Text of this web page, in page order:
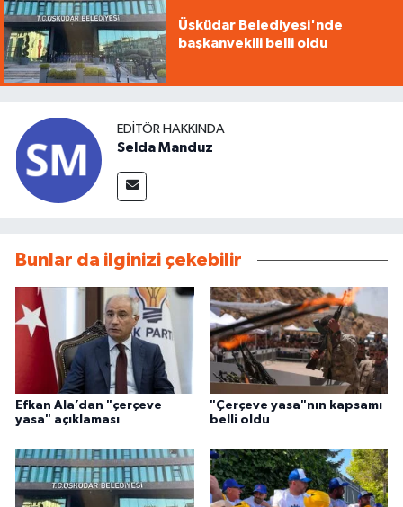
Üsküdar Belediyesi'nde
başkanvekili belli oldu
EDITÖR HAKKINDA
Selda Manduz
Bunlar da ilginizi çekebilir
Efkan Ala’dan "çerçeve
yasa" açıklaması
"Çerçeve yasa"nın kapsamı
belli oldu